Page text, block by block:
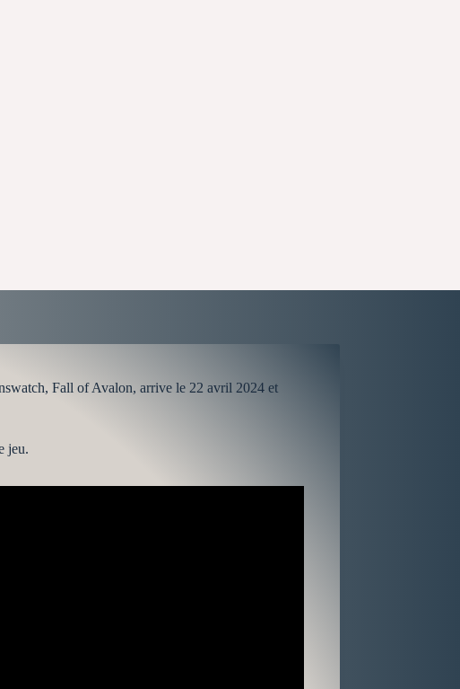
Fall of Avalon, arrive le 22 avril 2024 et
jeu.